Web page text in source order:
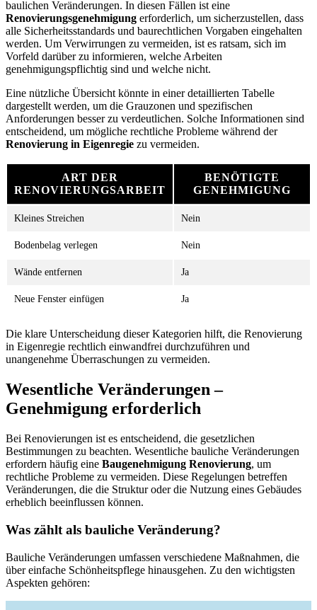
baulichen Veränderungen. In diesen Fällen ist eine
Renovierungsgenehmigung erforderlich, um sicherzustellen, dass
alle Sicherheitsstandards und baurechtlichen Vorgaben eingehalten
werden. Um Verwirrungen zu vermeiden, ist es ratsam, sich im
Vorfeld darüber zu informieren, welche Arbeiten
genehmigungspflichtig sind und welche nicht.
Eine nützliche Übersicht könnte in einer detaillierten Tabelle
dargestellt werden, um die Grauzonen und spezifischen
Anforderungen besser zu verdeutlichen. Solche Informationen sind
entscheidend, um mögliche rechtliche Probleme während der
Renovierung in Eigenregie zu vermeiden.
ART DER
RENOVIERUNGSARBEIT
BENÖTIGTE
GENEHMIGUNG
Kleines Streichen Nein
Bodenbelag verlegen Nein
Wände entfernen Ja
Neue Fenster einfügen Ja
Die klare Unterscheidung dieser Kategorien hilft, die Renovierung
in Eigenregie rechtlich einwandfrei durchzuführen und
unangenehme Überraschungen zu vermeiden.
Wesentliche Veränderungen –
Genehmigung erforderlich
Bei Renovierungen ist es entscheidend, die gesetzlichen
Bestimmungen zu beachten. Wesentliche bauliche Veränderungen
erfordern häufig eine Baugenehmigung Renovierung, um
rechtliche Probleme zu vermeiden. Diese Regelungen betreffen
Veränderungen, die die Struktur oder die Nutzung eines Gebäudes
erheblich beeinflussen können.
Was zählt als bauliche Veränderung?
Bauliche Veränderungen umfassen verschiedene Maßnahmen, die
über einfache Schönheitspflege hinausgehen. Zu den wichtigsten
Aspekten gehören: